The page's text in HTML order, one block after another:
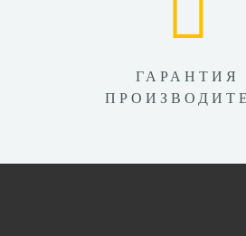
ГАРАНТИЯ